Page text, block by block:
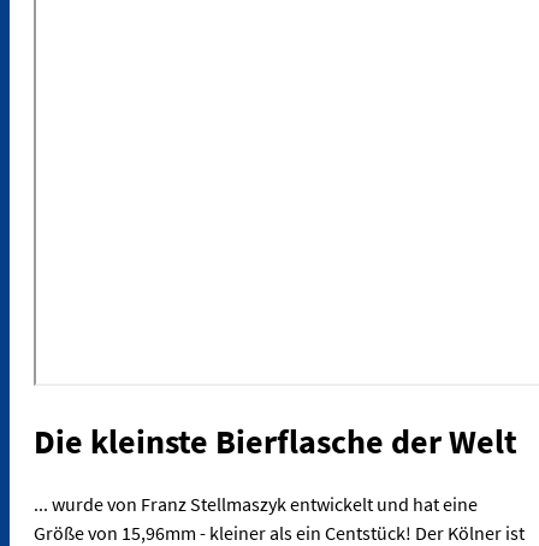
Die kleinste Bierflasche der Welt
... wurde von Franz Stellmaszyk entwickelt und hat eine
Größe von 15,96mm - kleiner als ein Centstück! Der Kölner ist